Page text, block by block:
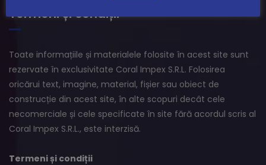
Termeni și condiții
Toate informațiile și materialele folosite în acest site sunt
rezervate în exclusivitate Coral Impex S.R.L. Folosirea
oricărui text, imagine, material, fișier sau obiect de
construcție din acest site, în alte scopuri decât cele
necomerciale și cele specificate în site fără acordul scris al
Coral Impex S.R.L., este interzisă.
Termeni și condiții